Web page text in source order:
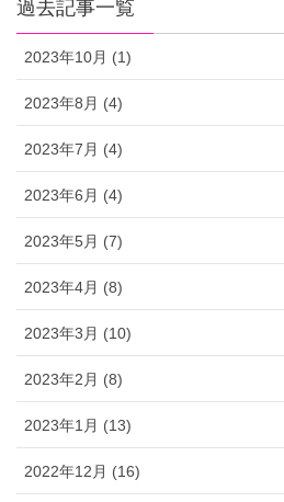
過去記事一覧
2023年10月 (1)
2023年8月 (4)
2023年7月 (4)
2023年6月 (4)
2023年5月 (7)
2023年4月 (8)
2023年3月 (10)
2023年2月 (8)
2023年1月 (13)
2022年12月 (16)